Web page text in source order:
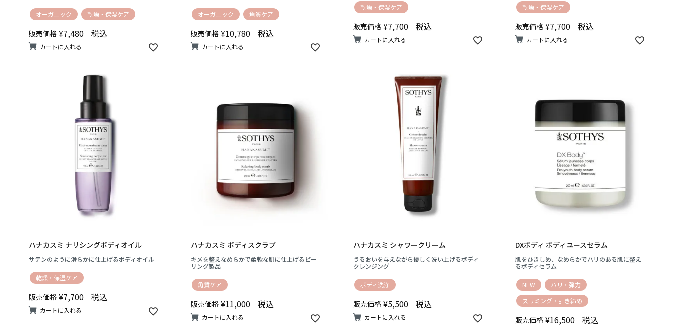
オーガニック 乾燥・保湿ケア
販売価格 ¥7,480 税込
カートに入れる
オーガニック 角質ケア
販売価格 ¥10,780 税込
カートに入れる
乾燥・保湿ケア
販売価格 ¥7,700 税込
カートに入れる
乾燥・保湿ケア
販売価格 ¥7,700 税込
カートに入れる
サテンのように滑らかに仕上げるボディオイル
ハナカスミ ナリシングボディオイル
乾燥・保湿ケア
販売価格 ¥7,700 税込
カートに入れる
キメを整えなめらかで柔軟な肌に仕上げるピー
リング製品
ハナカスミ ボディスクラブ
角質ケア
販売価格 ¥11,000 税込
カートに入れる
うるおいを与えながら優しく洗い上げるボディ
クレンジング
ハナカスミ シャワークリーム
ボディ洗浄
販売価格 ¥5,500 税込
カートに入れる
肌をひきしめ、なめらかでハリのある肌に整え
るボディセラム
DXボディ ボディユースセラム
NEW
ハリ・弾力
スリミング・引き締め
販売価格 ¥16,500 税込